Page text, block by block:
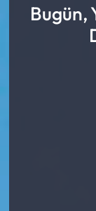
Bugün,
Yargı
Haber